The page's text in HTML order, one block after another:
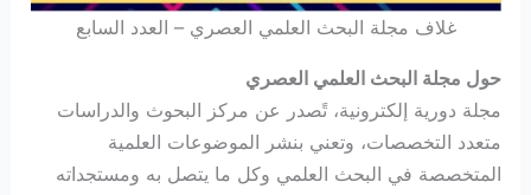
غلاف مجلة البحث العلمي العصري – العدد السابع
حول مجلة البحث العلمي العصري
مجلة دورية إلكترونية، تًصدر عن مركز البحوث والدراسات
متعدد التخصصات، وتعني بنشر الموضوعات العلمية
المتخصصة في البحث العلمي وكل ما يتصل به ومستجداته